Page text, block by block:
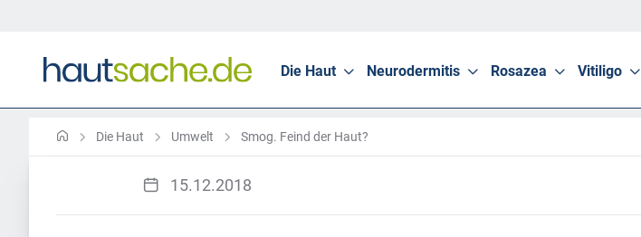
Die Haut Neurodermitis Rosazea Vitiligo
Die Haut Umwelt Smog. Feind der Haut?
15.12.2018